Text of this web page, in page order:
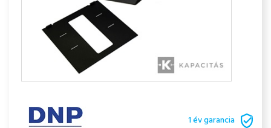
1 év garancia